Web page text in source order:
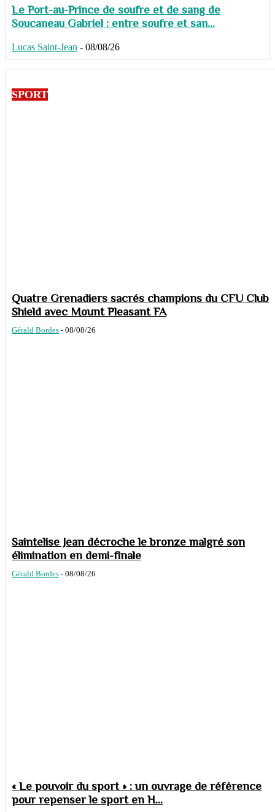
Le Port-au-Prince de soufre et de sang de
Soucaneau Gabriel : entre soufre et san...
Lucas Saint-Jean - 08/08/26
SPORT
Quatre Grenadiers sacrés champions du CFU Club
Shield avec Mount Pleasant FA
Gérald Bordes - 08/08/26
Saintelise Jean décroche le bronze malgré son
élimination en demi-finale
Gérald Bordes - 08/08/26
« Le pouvoir du sport » : un ouvrage de référence
pour repenser le sport en H...